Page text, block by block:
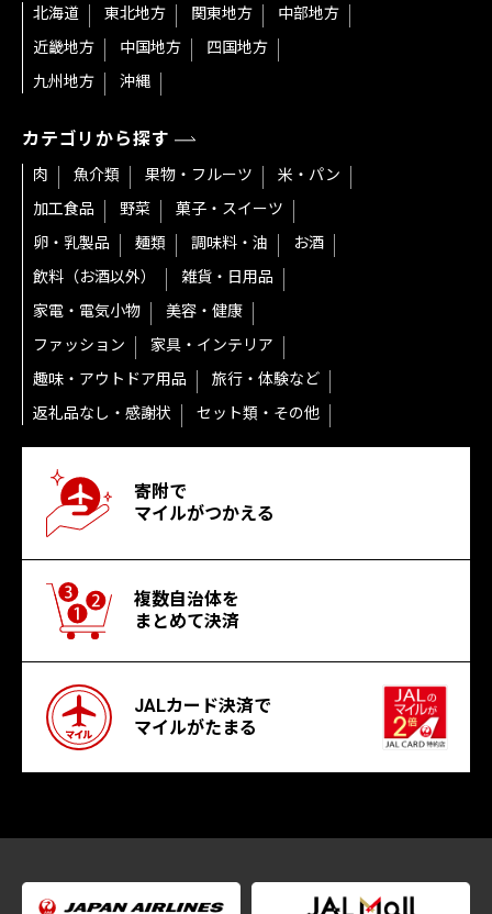
北海道 東北地方 関東地方
中部地方
近畿地方
中国地方
四国地方
九州地方
沖縄
カテゴリから探す
肉 魚介類 果物・フルーツ
米・パン
加工食品
野菜
菓子・スイーツ
卵・乳製品
麺類 調味料・油
お酒
飲料（お酒以外）
雑貨・日用品
家電・電気小物
美容・健康
ファッション
家具・インテリア
趣味・アウトドア用品
旅行・体験など
返礼品なし・感謝状
セット類・その他
寄附で
マイルがつかえる
複数自治体を
まとめて決済
JALカード決済で
マイルがたまる